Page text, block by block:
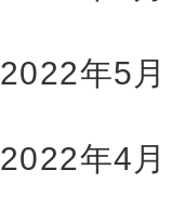
2022年5月
2022年4月